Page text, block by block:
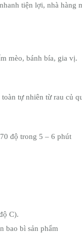
tiện lợi, nhà hàng
mèo, bánh bía, gia vị.
tự nhiên từ rau củ
độ trong 5 – 6 phút
C).
bao bì sản phẩm